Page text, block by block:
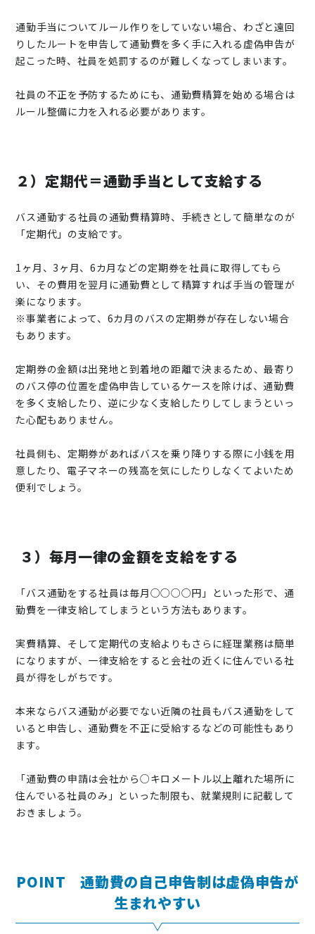
通勤手当についてルール作りをしていない場合、わざと遠回
りしたルートを申告して通勤費を多く手に入れる虚偽申告が
起こった時、社員を処罰するのが難しくなってしまいます。
社員の不正を予防するためにも、通勤費精算を始める場合は
ルール整備に力を入れる必要があります。
２）定期代＝通勤手当として支給する
バス通勤する社員の通勤費精算時、手続きとして簡単なのが
「定期代」の支給です。
1ヶ月、3ヶ月、6カ月などの定期券を社員に取得してもら
い、その費用を翌月に通勤費として精算すれば手当の管理が
楽になります。
※事業者によって、6カ月のバスの定期券が存在しない場合
もあります。
定期券の金額は出発地と到着地の距離で決まるため、最寄り
のバス停の位置を虚偽申告しているケースを除けば、通勤費
を多く支給したり、逆に少なく支給したりしてしまうといっ
た心配もありません。
社員側も、定期券があればバスを乗り降りする際に小銭を用
意したり、電子マネーの残高を気にしたりしなくてよいため
便利でしょう。
３）毎月一律の金額を支給をする
「バス通勤をする社員は毎月○○○○円」といった形で、通
勤費を一律支給してしまうという方法もあります。
実費精算、そして定期代の支給よりもさらに経理業務は簡単
になりますが、一律支給をすると会社の近くに住んでいる社
員が得をしがちです。
本来ならバス通勤が必要でない近隣の社員もバス通勤をして
いると申告し、通勤費を不正に受給するなどの可能性もあり
ます。
「通勤費の申請は会社から○キロメートル以上離れた場所に
住んでいる社員のみ」といった制限も、就業規則に記載して
おきましょう。
POINT 通勤費の自己申告制は虚偽申告が
生まれやすい